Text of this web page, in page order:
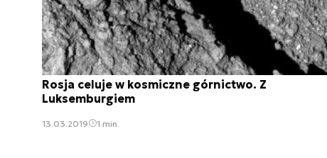
Rosja celuje w kosmiczne górnictwo. Z
Luksemburgiem
13.03.2019 1 min.